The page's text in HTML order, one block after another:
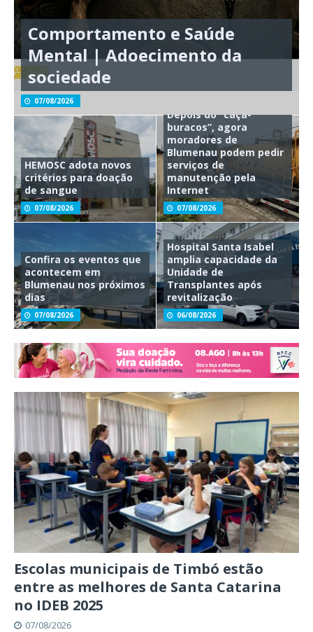
Comportamento e Saúde
Mental | Adoecimento da
sociedade
07/08/2026
HEMOSC adota novos
critérios para doação
de sangue
07/08/2026
Depois do “caça-
buracos”, agora
moradores de
Blumenau podem pedir
serviços de
manutenção pela
Internet
07/08/2026
Confira os eventos que
acontecem em
Blumenau nos próximos
dias
07/08/2026
Hospital Santa Isabel
amplia capacidade da
Unidade de
Transplantes após
revitalização
06/08/2026
Escolas municipais de Timbó estão
entre as melhores de Santa Catarina
no IDEB 2025
07/08/2026